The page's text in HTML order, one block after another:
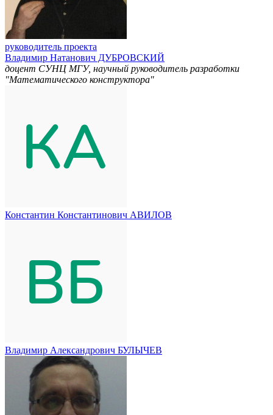
руководитель проекта
Владимир Натанович ДУБРОВСКИЙ
доцент СУНЦ МГУ, научный руководитель разработки
"Математического конструктора"
Константин Константинович АВИЛОВ
Владимир Александрович БУЛЫЧЕВ